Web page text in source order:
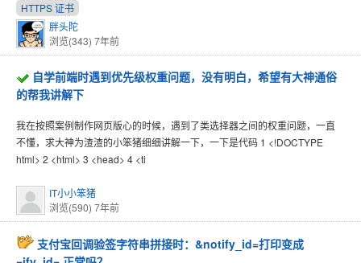
HTTPS 证书
胖头陀
浏览(343) 7年前
自学前端时遇到优先级权重问题，没有明白，希望有大神通俗
的帮我讲解下
我在按照案例制作网页版心的时候，遇到了类选择器之间的权重问题，一直
不懂，求大神为渣渣的小笨猪细细讲解一下，一下是代码 1 <!DOCTYPE
html> 2 <html> 3 <head> 4 <ti
IT小小笨猪
浏览(590) 7年前
支付宝回调验签字符串拼接时：&notify_id=打印变成